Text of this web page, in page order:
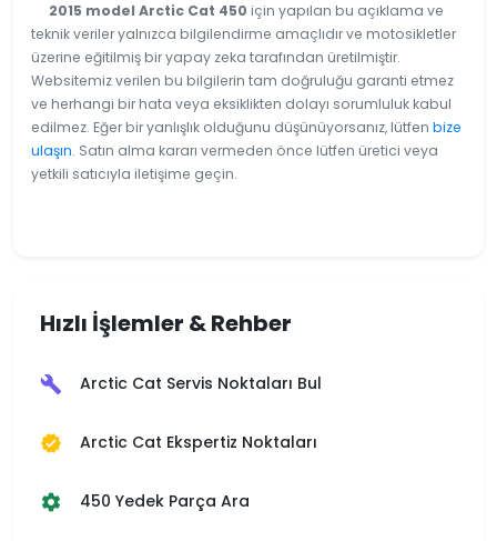
2015 model Arctic Cat 450 için yapılan bu açıklama ve
teknik veriler yalnızca bilgilendirme amaçlıdır ve motosikletler
üzerine eğitilmiş bir yapay zeka tarafından üretilmiştir.
Websitemiz verilen bu bilgilerin tam doğruluğu garanti etmez
ve herhangi bir hata veya eksiklikten dolayı sorumluluk kabul
edilmez. Eğer bir yanlışlık olduğunu düşünüyorsanız, lütfen bize
ulaşın. Satın alma kararı vermeden önce lütfen üretici veya
yetkili satıcıyla iletişime geçin.
Hızlı İşlemler & Rehber
build Arctic Cat Servis Noktaları Bul
verified Arctic Cat Ekspertiz Noktaları
settings 450 Yedek Parça Ara